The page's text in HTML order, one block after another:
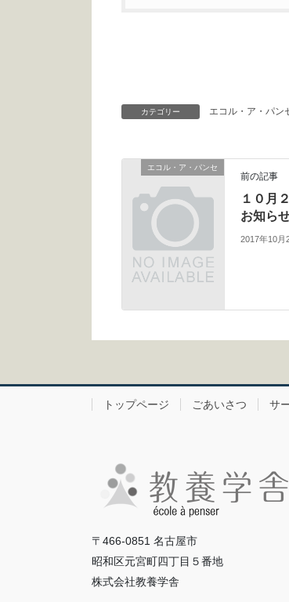
カテゴリー エコル・ア・パン
エコル・ア・パンセ
前の記事
１０月
お知ら
2017年10月
トップページ ごあいさつ サ
〒466-0851 名古屋市
昭和区元宮町四丁目５番地
株式会社教養学舎